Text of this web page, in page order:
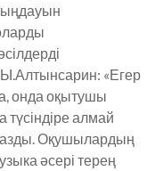
«Егер
онда оқытушы
түсіндіре алмай
жазды. Оқушылардың
әсері терең